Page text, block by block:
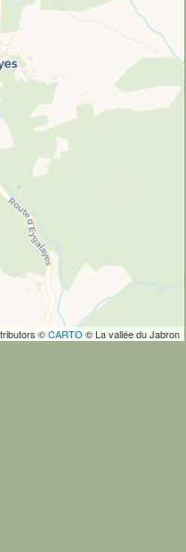
©CARTO © La vallée du Jabron